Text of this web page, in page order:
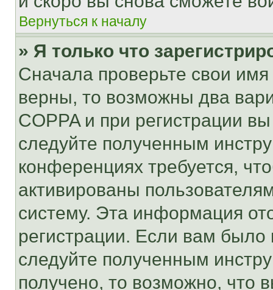
Вернуться к началу
» Я только что
Сначала проверьте свои
верны, то возможны два
COPPA и при регистрации
следуйте полученным
конференциях требуется,
активированы
систему. Эта информация
регистрации. Если вам
следуйте полученным
получено, то возможно, что